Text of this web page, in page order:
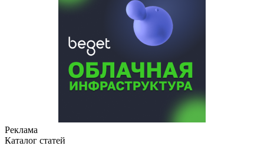
Реклама
Каталог статей